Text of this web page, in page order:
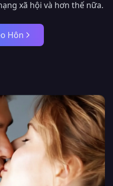
xã hội và hơn thế nữa.
Hôn